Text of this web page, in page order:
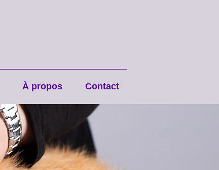
À propos Contact